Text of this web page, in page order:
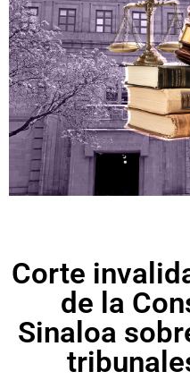
Corte
de la
Sinaloa